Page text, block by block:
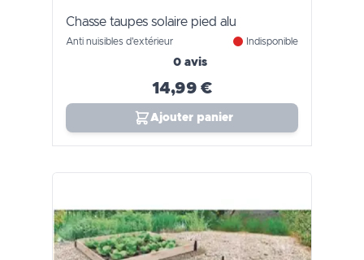
Chasse taupes solaire pied alu
Anti nuisibles d'extérieur Indisponible
0 avis
14,99 €
Ajouter panier